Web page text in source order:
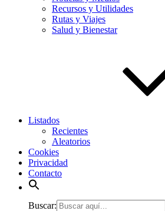
Recursos y Utilidades
Rutas y Viajes
Salud y Bienestar
Listados
Recientes
Aleatorios
Cookies
Privacidad
Contacto
Buscar: